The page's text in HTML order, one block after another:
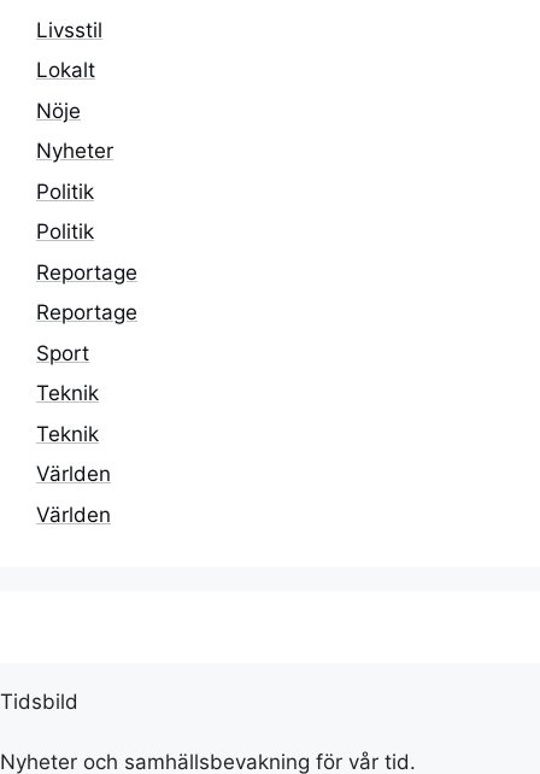
Livsstil
Lokalt
Nöje
Nyheter
Politik
Politik
Reportage
Reportage
Sport
Teknik
Teknik
Världen
Världen
Tidsbild
Nyheter och samhällsbevakning för vår tid.